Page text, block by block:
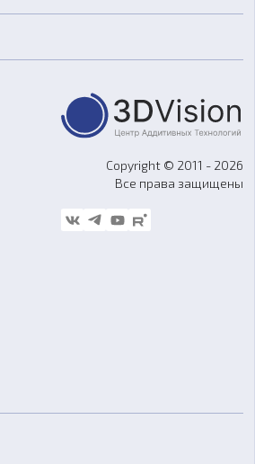
для вакуумного литья
Copyright © 2011 - 2026
Все права защищены